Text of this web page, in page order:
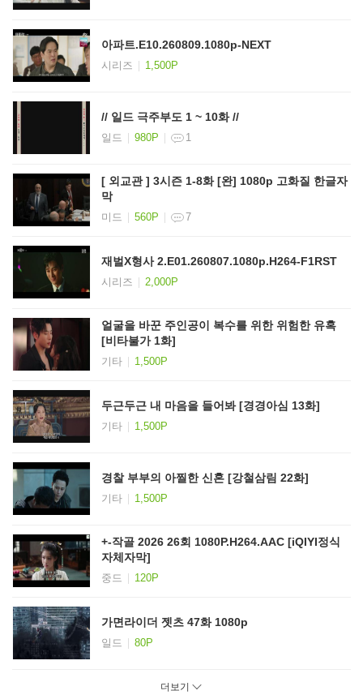
아파트.E10.260809.1080p-NEXT
시리즈 1,500P
// 일드 극주부도 1 ~ 10화 //
일드 980P 1
[ 외교관 ] 3시즌 1-8화 [완] 1080p 고화질 한글자
막
미드 560P 7
재벌X형사 2.E01.260807.1080p.H264-F1RST
시리즈 2,000P
얼굴을 바꾼 주인공이 복수를 위한 위험한 유혹
[비타불가 1화]
기타 1,500P
두근두근 내 마음을 들어봐 [경경아심 13화]
기타 1,500P
경찰 부부의 아찔한 신혼 [강철삼림 22화]
기타 1,500P
+-작골 2026 26회 1080P.H264.AAC [iQIYI정식
자체자막]
중드 120P
가면라이더 젯츠 47화 1080p
일드 80P
더보기